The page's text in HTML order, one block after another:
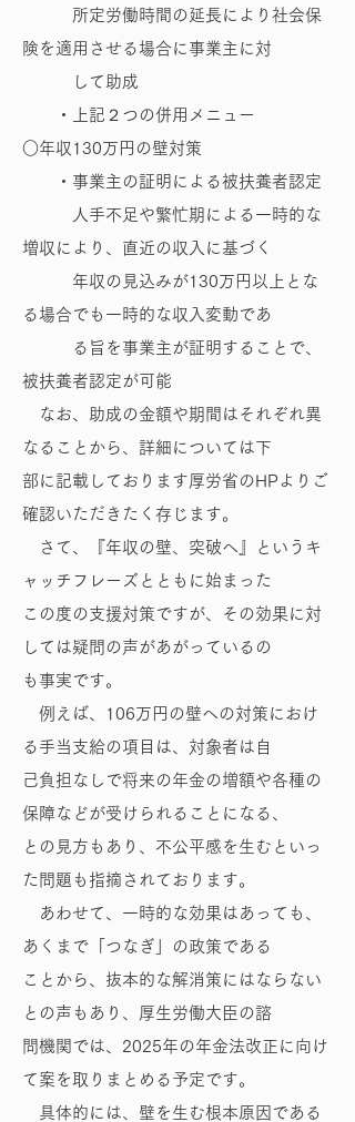
所定労働時間の延長により社会保
険を適用させる場合に事業主に対
して助成
・上記２つの併用メニュー
○年収130万円の壁対策
・事業主の証明による被扶養者認定
人手不足や繁忙期による一時的な
増収により、直近の収入に基づく
年収の見込みが130万円以上とな
る場合でも一時的な収入変動であ
る旨を事業主が証明することで、
被扶養者認定が可能
なお、助成の金額や期間はそれぞれ異
なることから、詳細については下
部に記載しております厚労省のHPよりご
確認いただきたく存じます。
さて、『年収の壁、突破へ』というキ
ャッチフレーズとともに始まった
この度の支援対策ですが、その効果に対
しては疑問の声があがっているの
も事実です。
例えば、106万円の壁への対策におけ
る手当支給の項目は、対象者は自
己負担なしで将来の年金の増額や各種の
保障などが受けられることになる、
との見方もあり、不公平感を生むといっ
た問題も指摘されております。
あわせて、一時的な効果はあっても、
あくまで「つなぎ」の政策である
ことから、抜本的な解消策にはならない
との声もあり、厚生労働大臣の諮
問機関では、2025年の年金法改正に向け
て案を取りまとめる予定です。
具体的には、壁を生む根本原因である